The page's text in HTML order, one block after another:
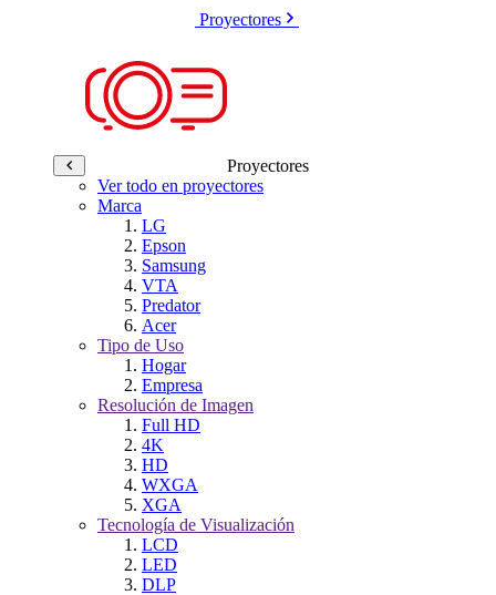
Proyectores
Proyectores
Ver todo en proyectores
Marca
LG
Epson
Samsung
VTA
Predator
Acer
Tipo de Uso
Hogar
Empresa
Resolución de Imagen
Full HD
4K
HD
WXGA
XGA
Tecnología de Visualización
LCD
LED
DLP